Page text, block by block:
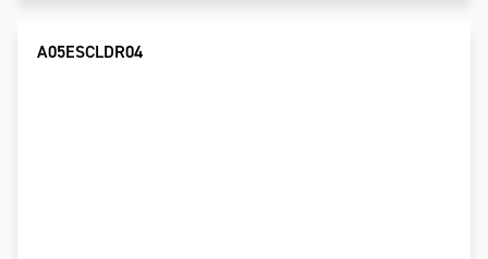
A05ESCLDR04